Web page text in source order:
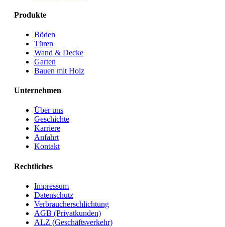
Produkte
Böden
Türen
Wand & Decke
Garten
Bauen mit Holz
Unternehmen
Über uns
Geschichte
Karriere
Anfahrt
Kontakt
Rechtliches
Impressum
Datenschutz
Verbraucherschlichtung
AGB (Privatkunden)
ALZ (Geschäftsverkehr)